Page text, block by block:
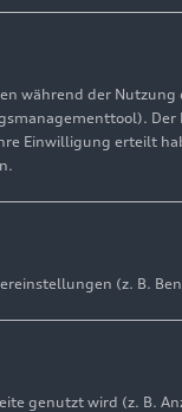
während der
Einwilligung erteilt
(z. B.
genutzt wird (z. B.